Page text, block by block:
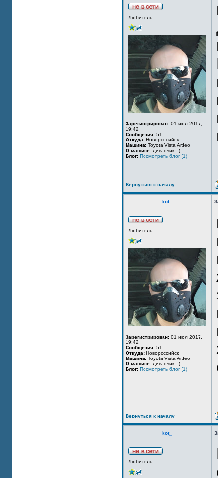
Любитель
Зарегистрирован: 01 июл 2017,
19:42
Сообщения: 51
Откуда: Новороссийск
Машина: Toyota Vista Ardeo
О машине: диванчик =)
Блог: Посмотреть блог (1)
Вернуться к началу
kot_
Любитель
Зарегистрирован: 01 июл 2017,
19:42
Сообщения: 51
Откуда: Новороссийск
Машина: Toyota Vista Ardeo
О машине: диванчик =)
Блог: Посмотреть блог (1)
Вернуться к началу
kot_
Любитель